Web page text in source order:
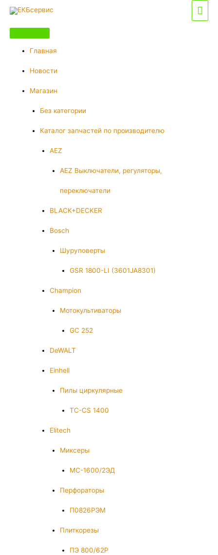
Перейти
содержимому
Главная
Новости
Магазин
Без категории
Каталог запчастей по производителю
AEZ
AEZ Выключатели, регуляторы,
переключатели
BLACK+DECKER
Bosch
Шуруповерты
GSR 1800-LI (3601JA8301)
Champion
Мотокультиваторы
GC 252
DeWALT
Einhell
Пилы циркулярные
TC-CS 1400
Elitech
Миксеры
МС-1600/2ЭД
Перфораторы
П0826РЭМ
Плиткорезы
ПЭ 800/62Р